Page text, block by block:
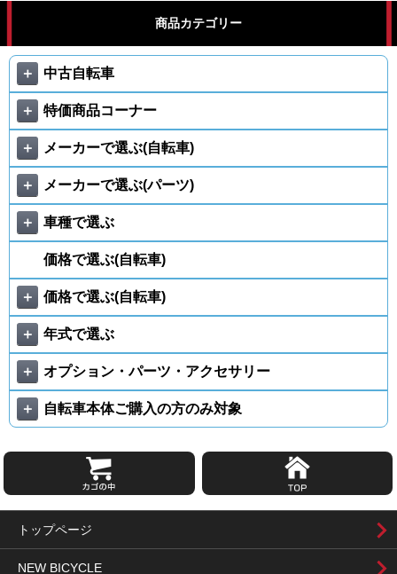
商品カテゴリー
＋ 中古自転車
＋ 特価商品コーナー
＋ メーカーで選ぶ(自転車)
＋ メーカーで選ぶ(パーツ)
＋ 車種で選ぶ
価格で選ぶ(自転車)
＋ 価格で選ぶ(自転車)
＋ 年式で選ぶ
＋ オプション・パーツ・アクセサリー
＋ 自転車本体ご購入の方のみ対象
トップページ
NEW BICYCLE